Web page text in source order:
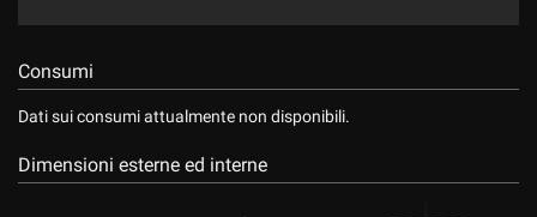
Consumi
Dati sui consumi attualmente non disponibili.
Dimensioni esterne ed interne